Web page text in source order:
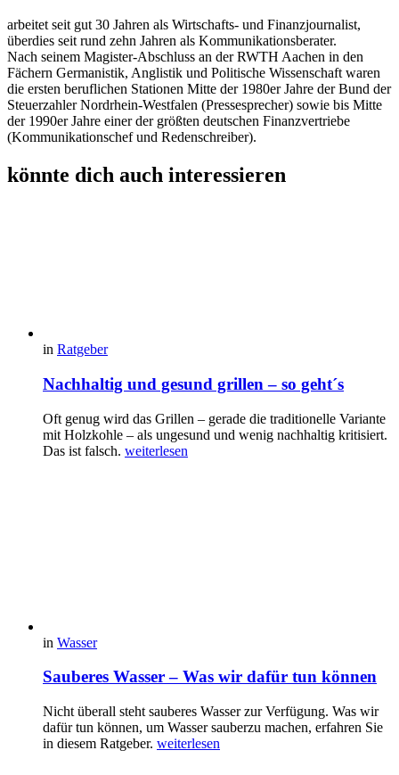
arbeitet seit gut 30 Jahren als Wirtschafts- und Finanzjournalist,
überdies seit rund zehn Jahren als Kommunikationsberater.
Nach seinem Magister-Abschluss an der RWTH Aachen in den
Fächern Germanistik, Anglistik und Politische Wissenschaft waren
die ersten beruflichen Stationen Mitte der 1980er Jahre der Bund der
Steuerzahler Nordrhein-Westfalen (Pressesprecher) sowie bis Mitte
der 1990er Jahre einer der größten deutschen Finanzvertriebe
(Kommunikationschef und Redenschreiber).
könnte dich auch interessieren
in Ratgeber
Nachhaltig und gesund grillen – so geht´s
Oft genug wird das Grillen – gerade die traditionelle Variante
mit Holzkohle – als ungesund und wenig nachhaltig kritisiert.
Das ist falsch. weiterlesen
in Wasser
Sauberes Wasser – Was wir dafür tun können
Nicht überall steht sauberes Wasser zur Verfügung. Was wir
dafür tun können, um Wasser sauberzu machen, erfahren Sie
in diesem Ratgeber. weiterlesen